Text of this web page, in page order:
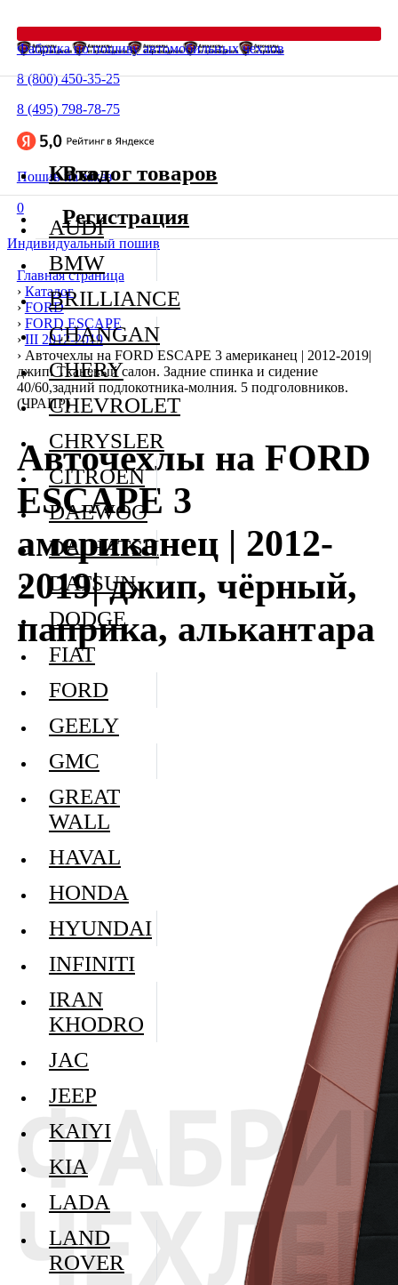
Фабрика по пошиву автомобильных чехлов
8 (800) 450-35-25
8 (495) 798-78-75
Пошив на заказ
0
Индивидуальный пошив
Главная страница
› Каталог
› FORD
› FORD ESCAPE
› III 2012-2019
› Авточехлы на FORD ESCAPE 3 американец | 2012-2019|
джип. Тканевый салон. Задние спинка и сидение
40/60,задний подлокотника-молния. 5 подголовников.
(ЧРАПР)
Авточехлы на FORD
ESCAPE 3
американец | 2012-
2019| джип, чёрный,
паприка, алькантара
Каталог товаров
AUDI
BMW
BRILLIANCE
CHANGAN
CHERY
CHEVROLET
CHRYSLER
CITROEN
DAEWOO
DAIHATSU
DATSUN
DODGE
FIAT
FORD
GEELY
GMC
GREAT
WALL
HAVAL
HONDA
HYUNDAI
INFINITI
IRAN
KHODRO
JAC
JEEP
KAIYI
KIA
LADA
LAND
ROVER
Вход
Регистрация